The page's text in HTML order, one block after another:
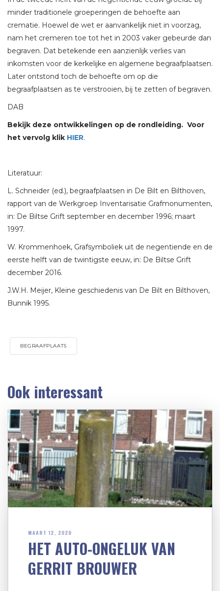
minder traditionele groeperingen de behoefte aan
crematie. Hoewel de wet er aanvankelijk niet in voorzag,
nam het cremeren toe tot het in 2003 vaker gebeurde dan
begraven. Dat betekende een aanzienlijk verlies van
inkomsten voor de kerkelijke en algemene begraafplaatsen.
Later ontstond toch de behoefte om op die
begraafplaatsen as te verstrooien, bij te zetten of begraven.
DAB
Bekijk deze ontwikkelingen op de rondleiding. Voor
het vervolg klik HIER.
Literatuur:
L. Schneider (ed.), begraafplaatsen in De Bilt en Bilthoven,
rapport van de Werkgroep Inventarisatie Grafmonumenten,
in: De Biltse Grift september en december 1996; maart
1997.
W. Krommenhoek, Grafsymboliek uit de negentiende en de
eerste helft van de twintigste eeuw, in: De Biltse Grift
december 2016.
J.W.H. Meijer, Kleine geschiedenis van De Bilt en Bilthoven,
Bunnik 1995.
BEGRAAFPLAATS
Ook interessant
MAART 12, 2020
HET AUTO-ONGELUK VAN
GERRIT BROUWER